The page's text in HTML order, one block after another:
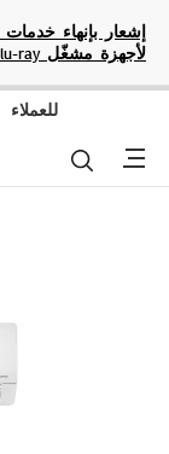
للعملاء
Menu بحث